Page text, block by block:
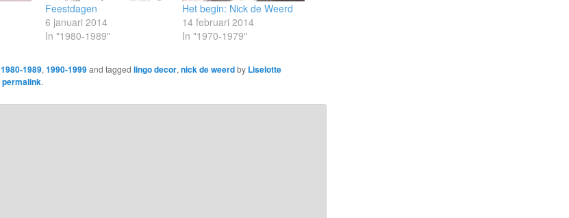
Feestdagen
6 januari 2014
In "1980-1989"
Het begin: Nick de Weerd
14 februari 2014
In "1970-1979"
1980-1989, 1990-1999and tagged lingo decor, nick de weerdby Liselotte
permalink.